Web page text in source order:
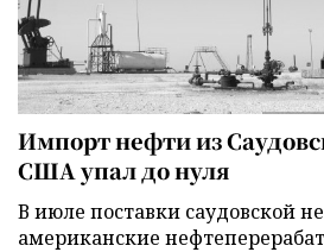
Импорт нефти из
США упал до нуля
В июле поставки саудовской
американские